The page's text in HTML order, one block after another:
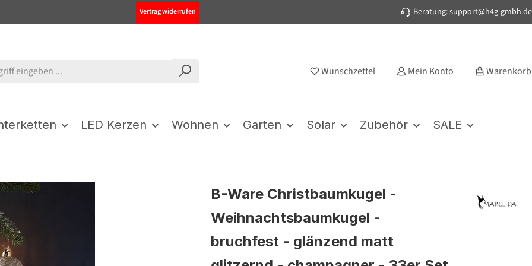
Vertrag widerrufen Beratung: support@h4g-gmbh.de
Wunschzettel Mein Konto Warenkorb
LED Kerzen Wohnen Garten Solar Zubehör SALE
B-Ware Christbaumkugel -
Weihnachtsbaumkugel -
bruchfest - glänzend matt